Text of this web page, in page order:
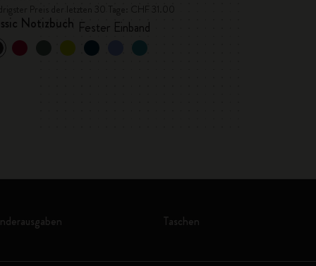
Notizbuch Fester Einband
Taschen